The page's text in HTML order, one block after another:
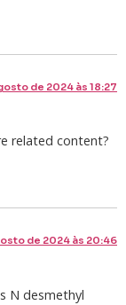
de 2024 às 18:27
related content?
de 2024 às 20:46
N desmethyl